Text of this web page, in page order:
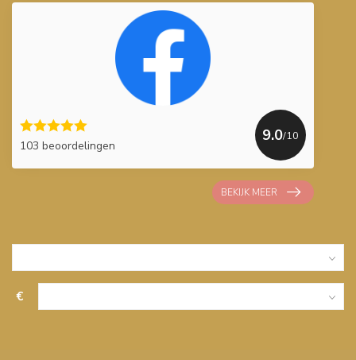
103 beoordelingen
9.0/10
BEKIJK MEER
€